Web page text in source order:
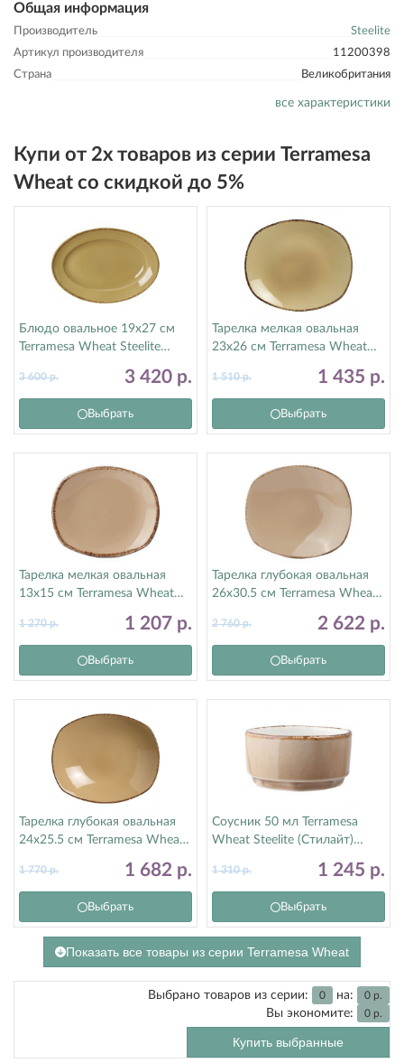
Общая информация
Производитель
Steelite
Артикул производителя
11200398
Страна
Великобритания
все характеристики
Купи от 2х товаров из серии Terramesa
Wheat со скидкой до 5%
Блюдо овальное 19х27 см
Terramesa Wheat Steelite
3 420 р.
3 600р.
Выбрать
Тарелка мелкая овальная
23х26 см Terramesa Wheat
1 435 р.
1 510р.
Выбрать
Тарелка мелкая овальная
13х15 см Terramesa Wheat
1 207 р.
1 270р.
Выбрать
Тарелка глубокая овальная
26х30.5 см Terramesa Wheat
2 622 р.
2 760р.
Выбрать
Тарелка глубокая овальная
24х25.5 см Terramesa Wheat
1 682 р.
1 770р.
Выбрать
Соусник 50 мл Terramesa
Wheat Steelite (Стилайт)
1 245 р.
1 310р.
Выбрать
Показать все товары из серии Terramesa Wheat
Выбрано товаров из серии: 0 на: 0 р.
Вы экономите: 0 р.
Купить выбранные